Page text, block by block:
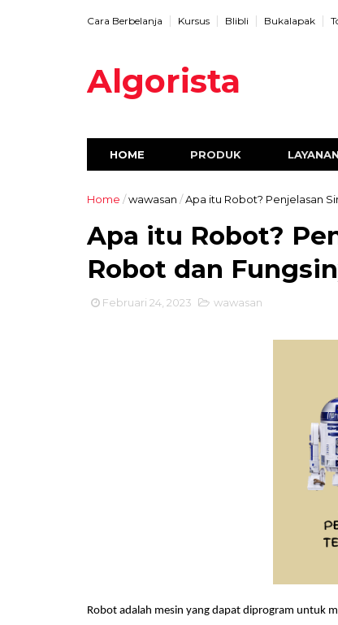
Cara Berbelanja Kursus Blibli Bukalapak
Algorista
HOME PRODUK LAYANAN
Home /wawasan /Apa itu Robot? Penjelasan
Apa itu Robot?
Robot dan
Februari 24, 2023 wawasan
Robot adalah mesin yang dapat diprogram untuk